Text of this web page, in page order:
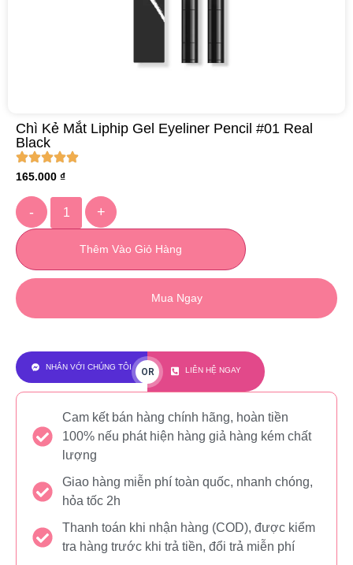
Chì Kẻ Mắt Liphip Gel Eyeliner Pencil #01 Real
Black
165.000 ₫
- +
Thêm Vào Giỏ Hàng
Mua Ngay
NHẮN VỚI CHÚNG TÔI OR LIÊN HỆ NGAY
Cam kết bán hàng chính hãng, hoàn tiền
100% nếu phát hiện hàng giả hàng kém chất
lượng
Giao hàng miễn phí toàn quốc, nhanh chóng,
hỏa tốc 2h
Thanh toán khi nhận hàng (COD), được kiểm
tra hàng trước khi trả tiền, đổi trả miễn phí